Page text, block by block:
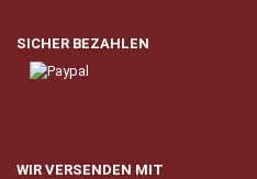
SICHER BEZAHLEN
WIR VERSENDEN MIT